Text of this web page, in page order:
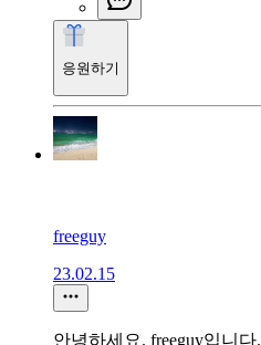
응원하기
freeguy
23.02.15
안녕하세요. freeguy입니다.